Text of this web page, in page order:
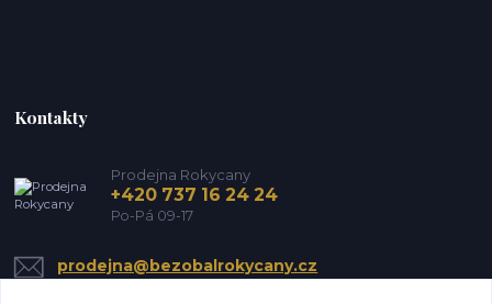
Kontakty
Prodejna Rokycany
+420 737 16 24 24
Po-Pá 09-17
prodejna@bezobalrokycany.cz